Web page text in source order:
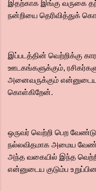
இதற்காக இங்கு வருகை
நன்றியை தெரிவித்துக்
இப்படத்தின் வெற்றிக்கு
ஊடகங்களுக்கும்,
அனைவருக்கும் என்னுடைய
கொள்கிறேன்.‌
ஒருவர் வெற்றி பெற
நல்லவிதமாக அமைய
அந்த வகையில் இந்த
என்னுடைய குடும்ப